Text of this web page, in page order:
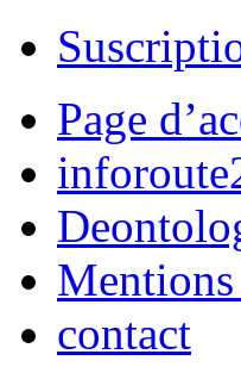
Page
Mentions
contact